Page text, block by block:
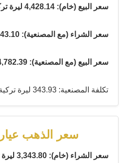
سعر البيع (خام): 4,428.14 ليرة تركية
سعر الشراء (مع المصنعية): 4,643.10 ليرة تركية
سعر البيع (مع المصنعية): 4,782.39 ليرة تركية
تكلفة المصنعية: 343.93 ليرة تركية
سعر الذهب عيار
سعر الشراء (خام): 3,343.80 ليرة تركية